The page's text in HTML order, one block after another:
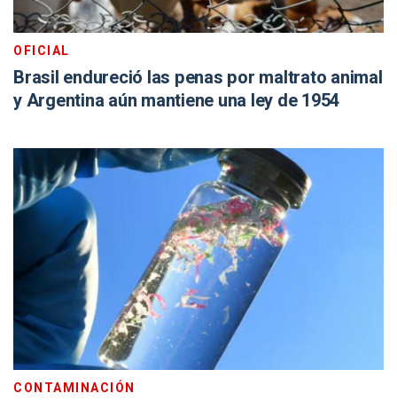
OFICIAL
Brasil endureció las penas por maltrato animal
y Argentina aún mantiene una ley de 1954
CONTAMINACIÓN